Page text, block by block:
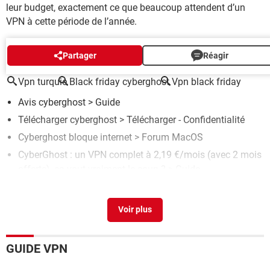
leur budget, exactement ce que beaucoup attendent d’un
VPN à cette période de l’année.
Partager Réagir
AUTOUR DU MÊME SUJET
Vpn turquie Black friday cyberghost Vpn black friday
Avis cyberghost > Guide
Télécharger cyberghost > Télécharger - Confidentialité
Cyberghost bloque internet > Forum MacOS
CyberGhost : un VPN complet à 2,19 €/mois (avec 2 mois
GUIDE VPN